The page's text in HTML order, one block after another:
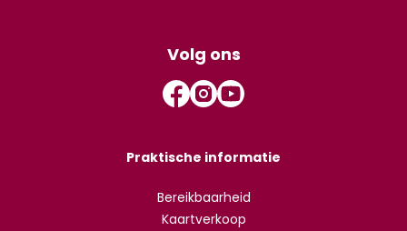
Volg ons
Praktische informatie
Bereikbaarheid
Kaartverkoop